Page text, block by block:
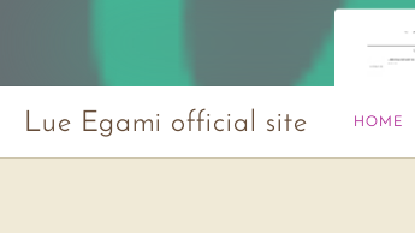
Lue Egami official site HOME